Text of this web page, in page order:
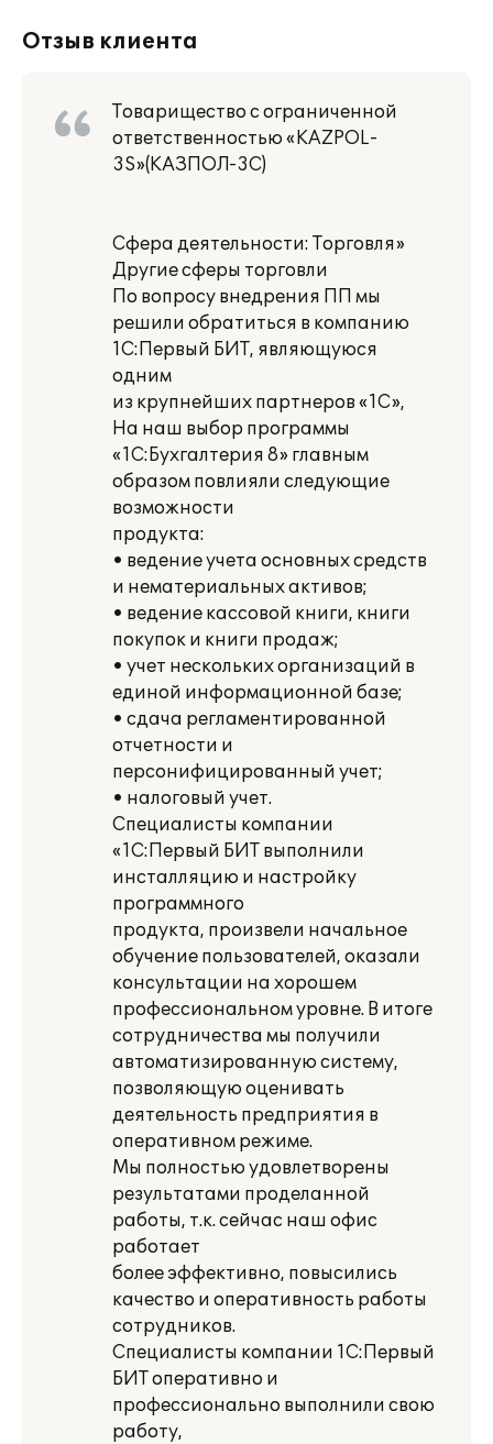
Отзыв клиента
Товарищество с ограниченной
ответственностью «KAZPOL-
3S»(КАЗПОЛ-3C)
Сфера деятельности: Торговля»
Другие сферы торговли
По вопросу внедрения ПП мы
решили обратиться в компанию
1С:Первый БИТ, являющуюся
одним
из крупнейших партнеров «1С»,
На наш выбор программы
«1С:Бухгалтерия 8» главным
образом повлияли следующие
возможности
продукта:
• ведение учета основных средств
и нематериальных активов;
• ведение кассовой книги, книги
покупок и книги продаж;
• учет нескольких организаций в
единой информационной базе;
• сдача регламентированной
отчетности и
персонифицированный учет;
• налоговый учет.
Специалисты компании
«1С:Первый БИТ выполнили
инсталляцию и настройку
программного
продукта, произвели начальное
обучение пользователей, оказали
консультации на хорошем
профессиональном уровне. В итоге
сотрудничества мы получили
автоматизированную систему,
позволяющую оценивать
деятельность предприятия в
оперативном режиме.
Мы полностью удовлетворены
результатами проделанной
работы, т.к. сейчас наш офис
работает
более эффективно, повысились
качество и оперативность работы
сотрудников.
Специалисты компании 1С:Первый
БИТ оперативно и
профессионально выполнили свою
работу,